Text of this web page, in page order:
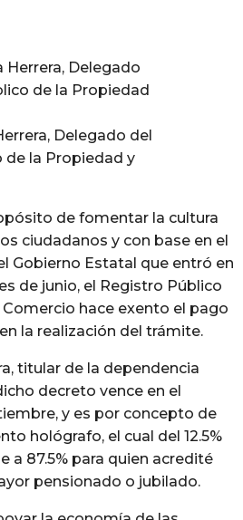
Delegado del
de la Propiedad y
de fomentar la cultura
ciudadanos y con base en el
Gobierno Estatal que entró en
de junio, el Registro Público
hace exento el pago
la realización del trámite.
titular de la dependencia
decreto vence en el
y es por concepto de
hológrafo, el cual del 12.5%
a 87.5% para quien acredité
pensionado o jubilado.